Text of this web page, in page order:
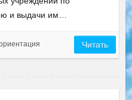
и выдачи им…
Читать